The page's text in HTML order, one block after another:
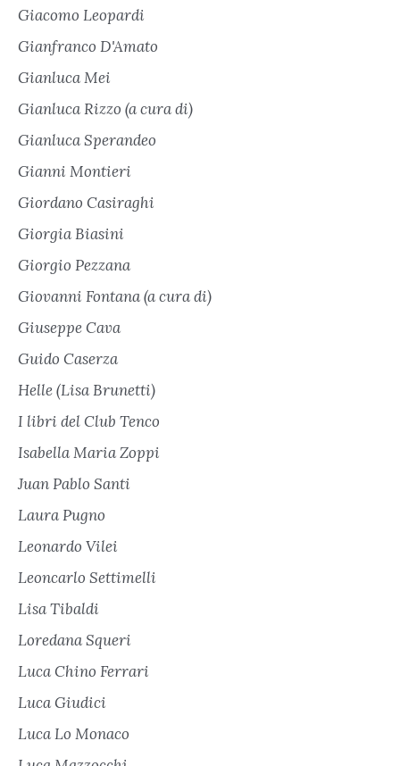
Giacomo Leopardi
Gianfranco D'Amato
Gianluca Mei
Gianluca Rizzo (a cura di)
Gianluca Sperandeo
Gianni Montieri
Giordano Casiraghi
Giorgia Biasini
Giorgio Pezzana
Giovanni Fontana (a cura di)
Giuseppe Cava
Guido Caserza
Helle (Lisa Brunetti)
I libri del Club Tenco
Isabella Maria Zoppi
Juan Pablo Santi
Laura Pugno
Leonardo Vilei
Leoncarlo Settimelli
Lisa Tibaldi
Loredana Squeri
Luca Chino Ferrari
Luca Giudici
Luca Lo Monaco